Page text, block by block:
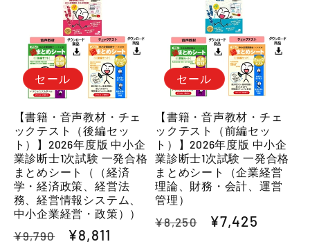
格
セール
【書籍・音声教材・チェ
ックテスト（後編セッ
ト）】2026年度版 中小企
業診断士1次試験 一発合格
まとめシート（（経済
学・経済政策、経営法
務、経営情報システム、
中小企業経営・政策））
通
¥9,790
セ
¥8,811
セール
【書籍・音声教材・チェ
ックテスト（前編セッ
ト）】2026年度版 中小企
業診断士1次試験 一発合格
まとめシート（企業経営
理論、財務・会計、運営
管理）
通
¥8,250
セ
¥7,425